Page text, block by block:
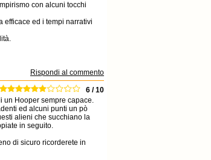
con alcuni tocchi
efficace ed i tempi narrativi
Rispondi al commento
6 / 10
un Hooper sempre capace.
ed alcuni punti un pò
alieni che succhiano la
in seguito.
di sicuro ricorderete in